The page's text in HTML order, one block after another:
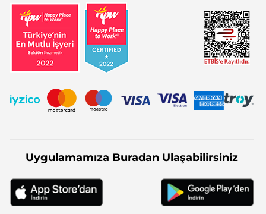
Uygulamamıza Buradan Ulaşabilirsiniz